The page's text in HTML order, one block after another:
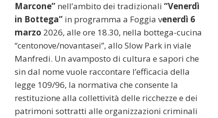
Marcone” nell’ambito dei tradizionali “Venerdì
in Bottega” in programma a Foggia venerdì 6
marzo 2026, alle ore 18.30, nella bottega-cucina
“centonove/novantasei”, allo Slow Park in viale
Manfredi. Un avamposto di cultura e sapori che
sin dal nome vuole raccontare l’efficacia della
legge 109/96, la normativa che consente la
restituzione alla collettività delle ricchezze e dei
patrimoni sottratti alle organizzazioni criminali